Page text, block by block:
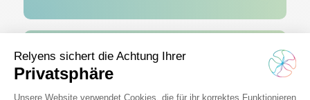
Medizinische Risiken
Occurrence vs. Claims-made
Ihr Krankenhaus verdient ein Versicherungskonzept, das
Sicherheit bietet und Risiken proaktiv steuert. Genau